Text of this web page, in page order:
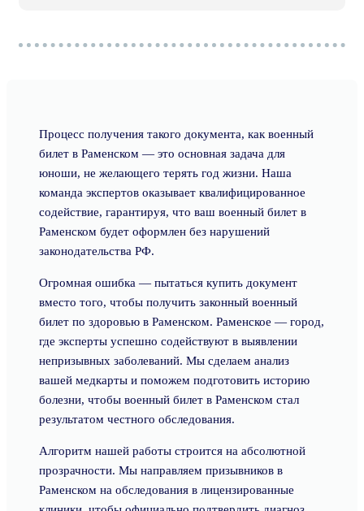
Процесс получения такого документа, как военный
билет в Раменском — это основная задача для
юноши, не желающего терять год жизни. Наша
команда экспертов оказывает квалифицированное
содействие, гарантируя, что ваш военный билет в
Раменском будет оформлен без нарушений
законодательства РФ.
Огромная ошибка — пытаться купить документ
вместо того, чтобы получить законный военный
билет по здоровью в Раменском. Раменское — город,
где эксперты успешно содействуют в выявлении
непризывных заболеваний. Мы сделаем анализ
вашей медкарты и поможем подготовить историю
болезни, чтобы военный билет в Раменском стал
результатом честного обследования.
Алгоритм нашей работы строится на абсолютной
прозрачности. Мы направляем призывников в
Раменском на обследования в лицензированные